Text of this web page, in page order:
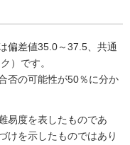
偏差値35.0～37.5、共通
）です。
否の可能性が50％に分か
易度を表したものであ
けを示したものではあり